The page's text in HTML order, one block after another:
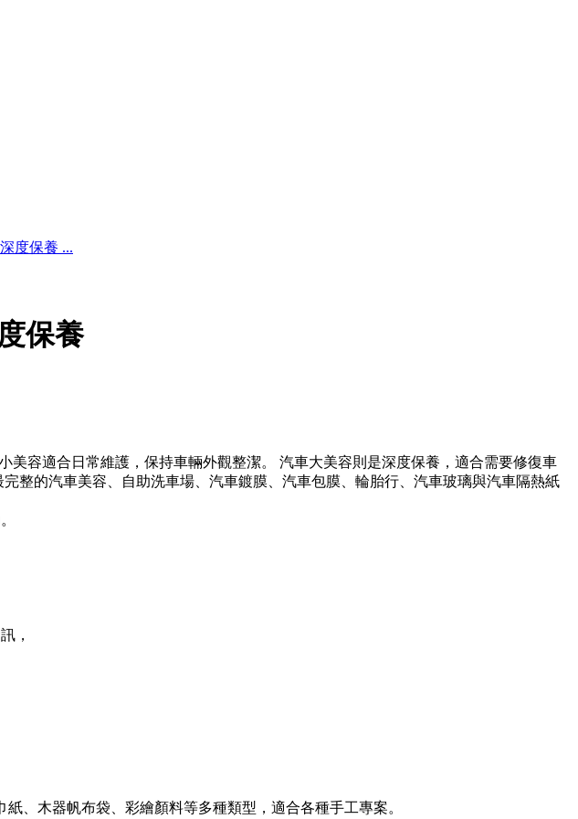
度保養 ...
保養
容適合日常維護，保持車輛外觀整潔。 汽車大美容則是深度保養，適合需要修復車
整的汽車美容、自助洗車場、汽車鍍膜、汽車包膜、輪胎行、汽車玻璃與汽車隔熱紙
，
、木器帆布袋、彩繪顏料等多種類型，適合各種手工專案。